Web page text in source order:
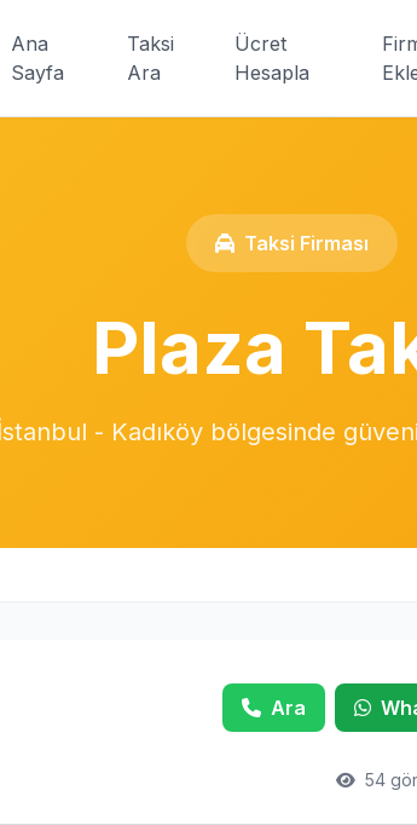
Ana
Sayfa
Taksi
Ara
Ücret
Hesapla
Taksi Firması
Plaza
- Kadıköy bölgesinde
Ara
54